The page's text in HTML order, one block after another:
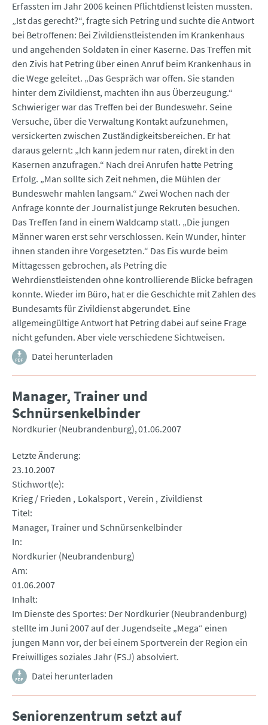
Erfassten im Jahr 2006 keinen Pflichtdienst leisten mussten.
„Ist das gerecht?“, fragte sich Petring und suchte die Antwort
bei Betroffenen: Bei Zivildienstleistenden im Krankenhaus
und angehenden Soldaten in einer Kaserne. Das Treffen mit
den Zivis hat Petring über einen Anruf beim Krankenhaus in
die Wege geleitet. „Das Gespräch war offen. Sie standen
hinter dem Zivildienst, machten ihn aus Überzeugung.“
Schwieriger war das Treffen bei der Bundeswehr. Seine
Versuche, über die Verwaltung Kontakt aufzunehmen,
versickerten zwischen Zuständigkeitsbereichen. Er hat
daraus gelernt: „Ich kann jedem nur raten, direkt in den
Kasernen anzufragen.“ Nach drei Anrufen hatte Petring
Erfolg. „Man sollte sich Zeit nehmen, die Mühlen der
Bundeswehr mahlen langsam.“ Zwei Wochen nach der
Anfrage konnte der Journalist junge Rekruten besuchen.
Das Treffen fand in einem Waldcamp statt. „Die jungen
Männer waren erst sehr verschlossen. Kein Wunder, hinter
ihnen standen ihre Vorgesetzten.“ Das Eis wurde beim
Mittagessen gebrochen, als Petring die
Wehrdienstleistenden ohne kontrollierende Blicke befragen
konnte. Wieder im Büro, hat er die Geschichte mit Zahlen des
Bundesamts für Zivildienst abgerundet. Eine
allgemeingültige Antwort hat Petring dabei auf seine Frage
nicht gefunden. Aber viele verschiedene Sichtweisen.
Datei herunterladen
Manager, Trainer und
Schnürsenkelbinder
Nordkurier (Neubrandenburg) 01.06.2007
Letzte Änderung
23.10.2007
Stichwort(e)
Krieg / Frieden
Lokalsport Verein Zivildienst
Titel
Manager, Trainer und Schnürsenkelbinder
In
Nordkurier (Neubrandenburg)
Am
01.06.2007
Inhalt
Im Dienste des Sportes: Der Nordkurier (Neubrandenburg)
stellte im Juni 2007 auf der Jugendseite „Mega“ einen
jungen Mann vor, der bei einem Sportverein der Region ein
Freiwilliges soziales Jahr (FSJ) absolviert.
Datei herunterladen
Seniorenzentrum setzt auf